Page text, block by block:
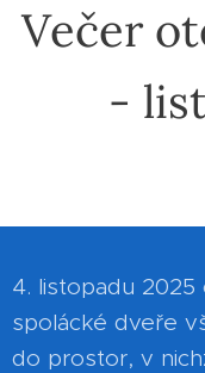
Večer
-
4. listopadu 2025
spolácké dveře
do prostor, v